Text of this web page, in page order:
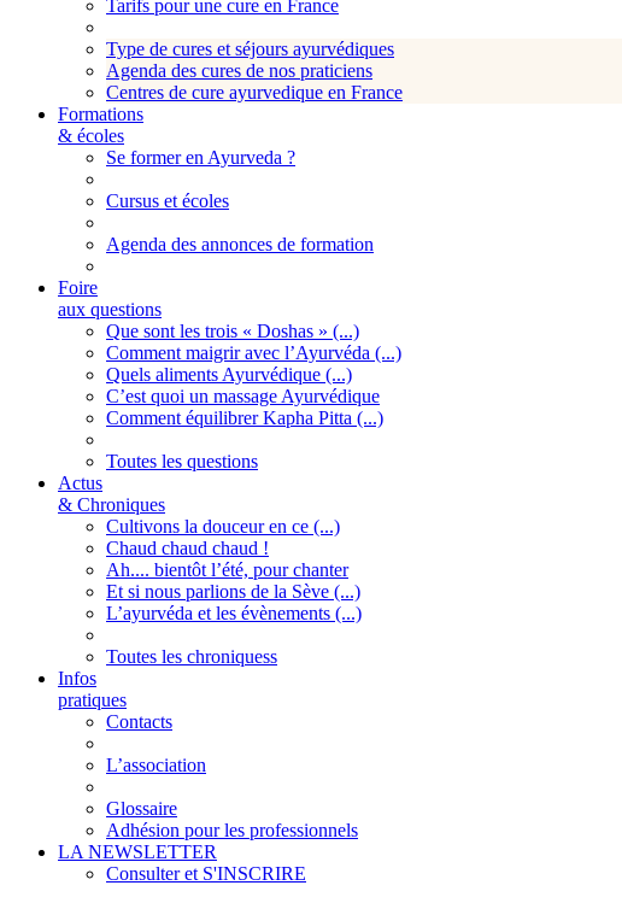
Tarifs pour une cure en France
Type de cures et séjours ayurvédiques
Agenda des cures de nos praticiens
Centres de cure ayurvedique en France
Formations
& écoles
Se former en Ayurveda ?
Cursus et écoles
Agenda des annonces de formation
Foire
aux questions
Que sont les trois « Doshas » (...)
Comment maigrir avec l’Ayurvéda (...)
Quels aliments Ayurvédique (...)
C’est quoi un massage Ayurvédique
Comment équilibrer Kapha Pitta (...)
Toutes les questions
Actus
& Chroniques
Cultivons la douceur en ce (...)
Chaud chaud chaud !
Ah.... bientôt l’été, pour chanter
Et si nous parlions de la Sève (...)
L’ayurvéda et les évènements (...)
Toutes les chroniquess
Infos
pratiques
Contacts
L’association
Glossaire
Adhésion pour les professionnels
LA NEWSLETTER
Consulter et S'INSCRIRE